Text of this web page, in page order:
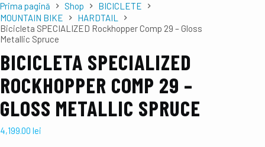
Prima pagină Shop
BICICLETE
MOUNTAIN BIKE
HARDTAIL
Bicicleta SPECIALIZED Rockhopper Comp 29 – Gloss
Metallic Spruce
BICICLETA SPECIALIZED
ROCKHOPPER COMP 29 –
GLOSS METALLIC SPRUCE
4,199.00 lei